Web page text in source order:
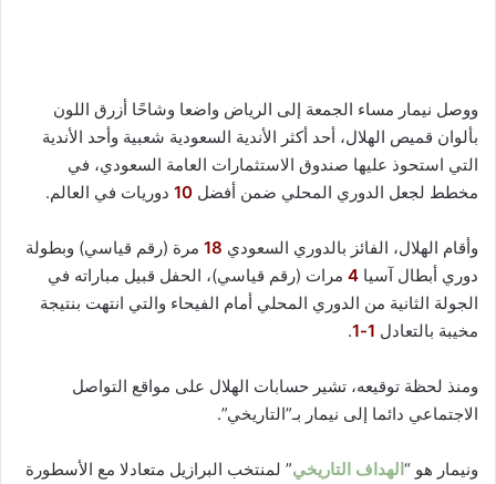
ووصل نيمار مساء الجمعة إلى الرياض واضعا وشاحًا أزرق اللون
بألوان قميص الهلال، أحد أكثر الأندية السعودية شعبية وأحد الأندية
التي استحوذ عليها صندوق الاستثمارات العامة السعودي، في
مخطط لجعل الدوري المحلي ضمن أفضل 10 دوريات في العالم.
وأقام الهلال، الفائز بالدوري السعودي
مرة (رقم قياسي) وبطولة
دوري أبطال آسيا 4 مرات (رقم قياسي)، الحفل قبيل مباراته في
الجولة الثانية من الدوري المحلي أمام الفيحاء والتي انتهت بنتيجة
مخيبة بالتعادل 1-1
.
ومنذ لحظة توقيعه، تشير حسابات الهلال على مواقع التواصل
الاجتماعي دائما إلى نيمار بـ”التاريخي”.
ونيمار هو “الهداف التاريخي” لمنتخب البرازيل متعادلا مع الأسطورة